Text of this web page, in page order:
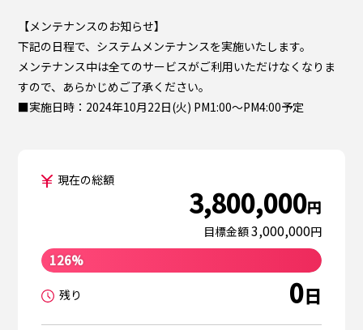
【メンテナンスのお知らせ】
下記の日程で、システムメンテナンスを実施いたします。
メンテナンス中は全てのサービスがご利用いただけなくなりま
すので、あらかじめご了承ください。
■実施日時：2024年10月22日(火) PM1:00～PM4:00予定
現在の総額
3,800,000円
目標金額3,000,000円
126%
残り 0日